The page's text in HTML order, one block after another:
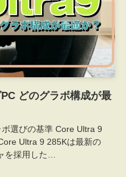
どのグラボ構成が最
選びの基準 Core Ultra 9
Ultra 9 285Kは最新の
を採用した…